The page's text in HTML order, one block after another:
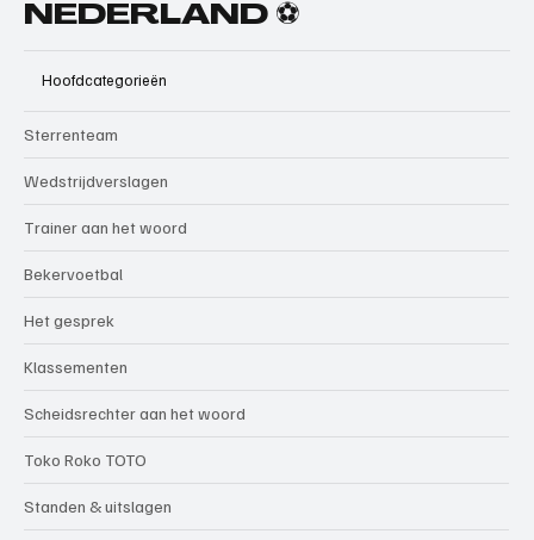
NEDERLAND ⚽
Hoofdcategorieën
Sterrenteam
Wedstrijdverslagen
Trainer aan het woord
Bekervoetbal
Het gesprek
Klassementen
Scheidsrechter aan het woord
Toko Roko TOTO
Standen & uitslagen